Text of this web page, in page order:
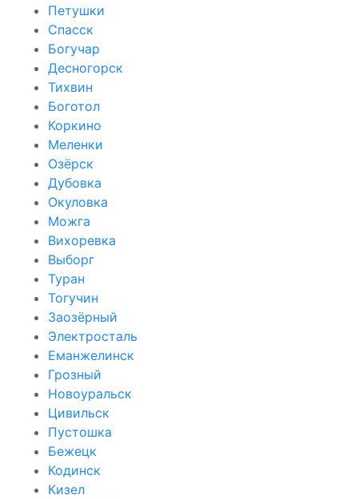
Петушки
Спасск
Богучар
Десногорск
Тихвин
Боготол
Коркино
Меленки
Озёрск
Дубовка
Окуловка
Можга
Вихоревка
Выборг
Туран
Тогучин
Заозёрный
Электросталь
Еманжелинск
Грозный
Новоуральск
Цивильск
Пустошка
Бежецк
Кодинск
Кизел